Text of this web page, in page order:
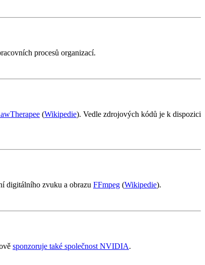
procesů organizací.
(Wikipedie). Vedle zdrojových kódů je k dispozici
digitálního zvuku a obrazu FFmpeg (Wikipedie).
sponzoruje také společnost NVIDIA.